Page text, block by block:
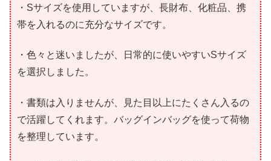
・Sサイズを使用していますが、長財布、化粧品、携
帯を入れるのに充分なサイズです。
・色々と迷いましたが、日常的に使いやすいSサイズ
を選択しました。
・書類は入りませんが、見た目以上にたくさん入るの
で活躍してくれます。バッグインバッグを使って荷物
を整理しています。